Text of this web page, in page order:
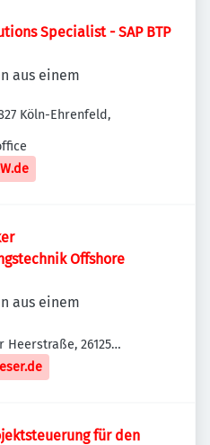
Specialist - SAP BTP
aus einem
Köln-Ehrenfeld,
Offshore
aus einem
Heerstraße, 26125
für den